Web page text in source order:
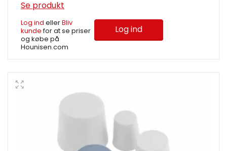
Se produkt
Log ind ellerBliv
kundefor at se priser
og købe på
Hounisen.com
Log ind